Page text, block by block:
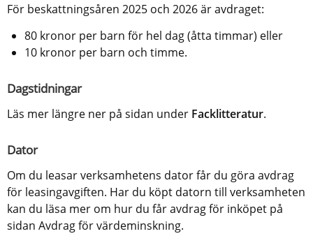
För beskattningsåren 2025 och 2026 är avdraget:
80 kronor per barn för hel dag (åtta timmar) eller
10 kronor per barn och timme.
Dagstidningar
Läs mer längre ner på sidan under Facklitteratur.
Dator
Om du leasar verksamhetens dator får du göra avdrag
för leasingavgiften. Har du köpt datorn till verksamheten
kan du läsa mer om hur du får avdrag för inköpet på
sidan Avdrag för värdeminskning.